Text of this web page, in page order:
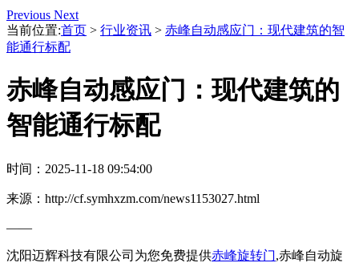
Previous Next
当前位置:首页 > 行业资讯 > 赤峰自动感应门：现代建筑的智
能通行标配
赤峰自动感应门：现代建筑的
智能通行标配
时间：2025-11-18 09:54:00
来源：http://cf.symhxzm.com/news1153027.html
——
沈阳迈辉科技有限公司为您免费提供赤峰旋转门,赤峰自动旋